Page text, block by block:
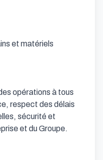
et matériels
opérations à tous
respect des délais
sécurité et
et du Groupe.